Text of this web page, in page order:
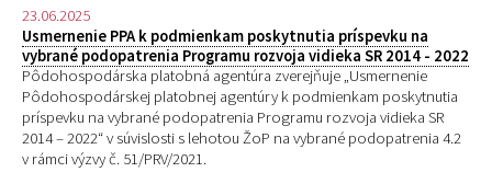
23.06.2025
Usmernenie PPA k podmienkam poskytnutia príspevku na
vybrané podopatrenia Programu rozvoja vidieka SR 2014 - 2022
Pôdohospodárska platobná agentúra zverejňuje „Usmernenie
Pôdohospodárskej platobnej agentúry k podmienkam poskytnutia
príspevku na vybrané podopatrenia Programu rozvoja vidieka SR
2014 – 2022“ v súvislosti s lehotou ŽoP na vybrané podopatrenia 4.2
v rámci výzvy č. 51/PRV/2021.